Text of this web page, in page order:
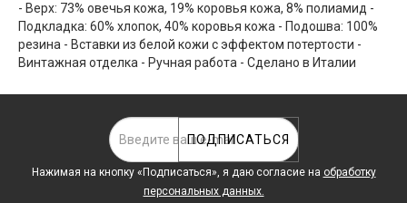
- Верх: 73% овечья кожа, 19% коровья кожа, 8% полиамид -
Подкладка: 60% хлопок, 40% коровья кожа - Подошва: 100%
резина - Вставки из белой кожи с эффектом потертости -
Винтажная отделка - Ручная работа - Сделано в Италии
ПОДПИСАТЬСЯ
Нажимая на кнопку «Подписаться», я даю cогласие на обработку
персональных данных.